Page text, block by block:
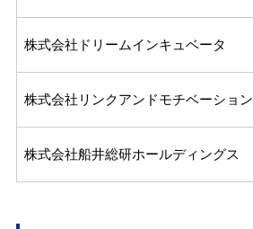
株式会社ドリームインキュベータ
株式会社リンクアンドモチベーション
株式会社船井総研ホールディングス